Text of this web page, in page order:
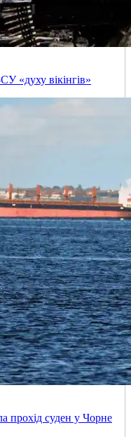
«духу вікінгів»
прохід суден у Чорне